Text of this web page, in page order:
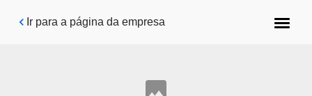
Pular para o conteúdo principal
Ir para a página da empresa